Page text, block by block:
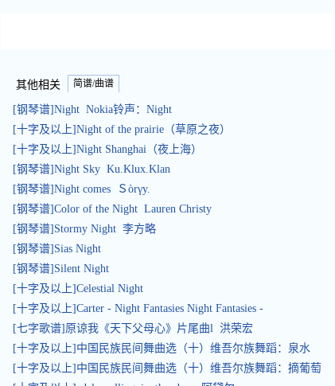
其他相关 简谱/曲谱
[钢琴谱]Night Nokia铃声：Night
[十字及以上]Night of the prairie（草原之夜）
[十字及以上]Night Shanghai（夜上海）
[钢琴谱]Night Sky Ku.Klux.Klan
[钢琴谱]Night comes Ｓòrγy.
[钢琴谱]Color of the Night Lauren Christy
[钢琴谱]Stormy Night 李方略
[钢琴谱]Sias Night
[钢琴谱]Silent Night
[十字及以上]Celestial Night
[十字及以上]Carter - Night Fantasies Night Fantasies -
[七字歌谱]原谅我《天下父母心》片尾曲l 洪荣宏
[十字及以上]中国民族民间舞曲选（十）维吾尔族舞蹈：泉水
[十字及以上]中国民族民间舞曲选（十）维吾尔族舞蹈：摘葡萄